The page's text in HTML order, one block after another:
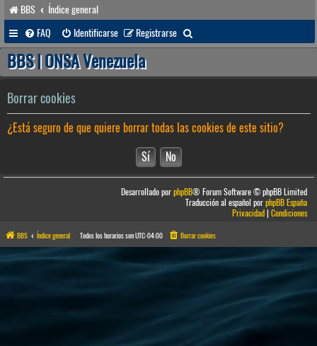
BBS
Índice general
FAQ
Identificarse Registrarse
u
a
r
BBS | ONSA Venezuela
Borrar cookies
¿Está seguro de que quiere borrar todas las cookies de este sitio?
Desarrollado porphpBB® Forum Software © phpBB Limited
Traducción al español porphpBB España
Privacidad|Condiciones
BBS Índice general Todos los horarios sonUTC-04:00 Borrar cookies